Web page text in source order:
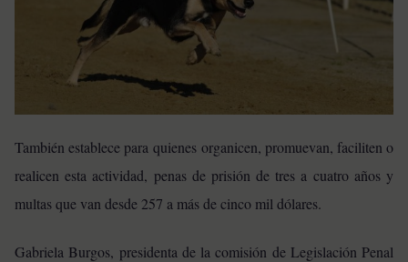
También establece para quienes organicen, promuevan, faciliten o
realicen esta actividad, penas de prisión de tres a cuatro años y
multas que van desde 257 a más de cinco mil dólares.
Gabriela Burgos, presidenta de la comisión de Legislación Penal